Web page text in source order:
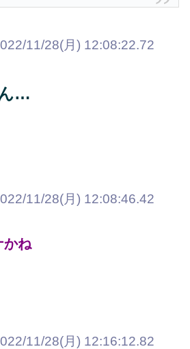
11/28(月) 12:08:22.72
…
11/28(月) 12:08:46.42
かね
11/28(月) 12:16:12.82